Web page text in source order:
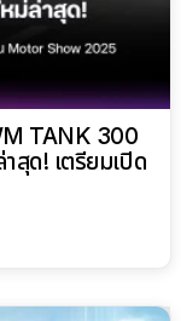
TANK 300
สุด! เตรียมเปิด